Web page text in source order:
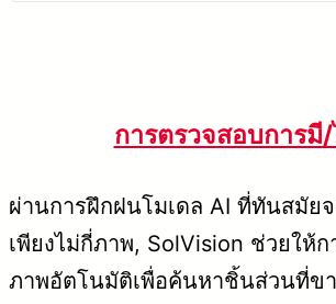
การตรวจสอบการมี
ผ่านการฝึกฝนโมเดล AI ที่ทันสมัย
เพียงไม่กี่ภาพ, SolVision ช่วยให้
ภาพอัตโนมัติเพื่อค้นหาชิ้นส่วนที่ข